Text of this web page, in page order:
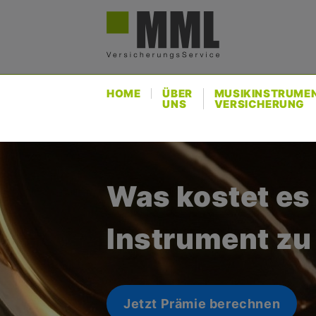
HOME ÜBER
UNS VERSICHERUNG
Was kostet
Instrument
Jetzt Prämie berechnen